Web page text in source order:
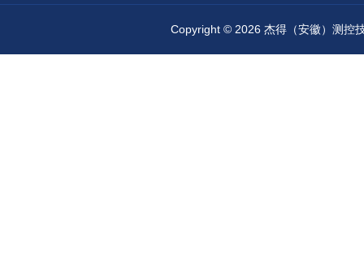
Copyright © 2026 杰得（安徽）测